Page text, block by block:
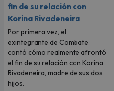
fin de su relación con
Korina Rivadeneira
Por primera vez, el
exintegrante de Combate
contó cómo realmente afrontó
el fin de su relación con Korina
Rivadeneira, madre de sus dos
hijos.